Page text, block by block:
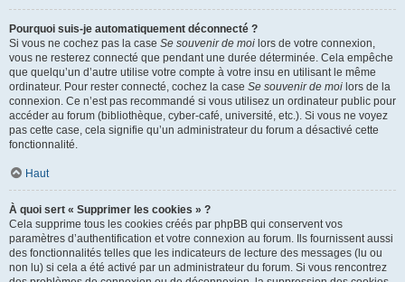
Pourquoi suis-je automatiquement déconnecté ?
Si vous ne cochez pas la case Se souvenir de moi lors de votre connexion,
vous ne resterez connecté que pendant une durée déterminée. Cela empêche
que quelqu’un d’autre utilise votre compte à votre insu en utilisant le même
ordinateur. Pour rester connecté, cochez la case Se souvenir de moi lors de la
connexion. Ce n’est pas recommandé si vous utilisez un ordinateur public pour
accéder au forum (bibliothèque, cyber-café, université, etc.). Si vous ne voyez
pas cette case, cela signifie qu’un administrateur du forum a désactivé cette
fonctionnalité.
Haut
À quoi sert « Supprimer les cookies » ?
Cela supprime tous les cookies créés par phpBB qui conservent vos
paramètres d’authentification et votre connexion au forum. Ils fournissent aussi
des fonctionnalités telles que les indicateurs de lecture des messages (lu ou
non lu) si cela a été activé par un administrateur du forum. Si vous rencontrez